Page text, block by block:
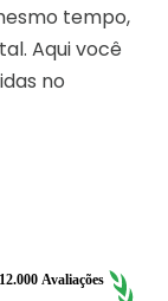
tempo,
Aqui você
no